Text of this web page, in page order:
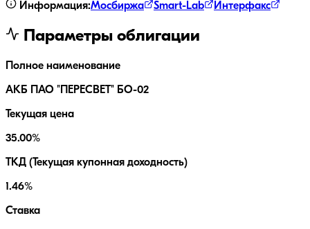
Информация:Мосбиржа Smart-Lab Интерфакс
Параметры облигации
Полное наименование
АКБ ПАО "ПЕРЕСВЕТ" БО-02
Текущая цена
35.00%
ТКД (Текущая купонная доходность)
1.46%
Ставка